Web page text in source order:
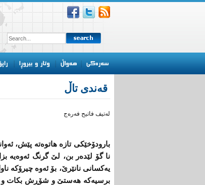
قه‌ندی‌ تاڵ
له‌تیف فاتیح فه‌ره‌ج
بارودۆخێكی‌ تازه‌ هاتوه‌ته‌ پێش،
نا گۆ لێده‌ر بن، لێ‌ گرنگ ئه‌وه‌یه‌
یه‌كسانی‌ نانێرێ‌، بۆ ئه‌وه‌ چیرۆكه‌
برسیه‌كه‌ هه‌ستێ‌ و شۆڕش بكات و